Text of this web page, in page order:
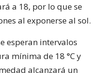
a 18, por lo que se
al exponerse al sol.
esperan intervalos
mínima de 18 °C y
alcanzará un